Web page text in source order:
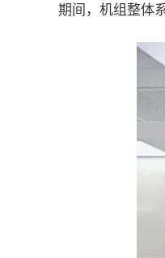
期间，机组整体